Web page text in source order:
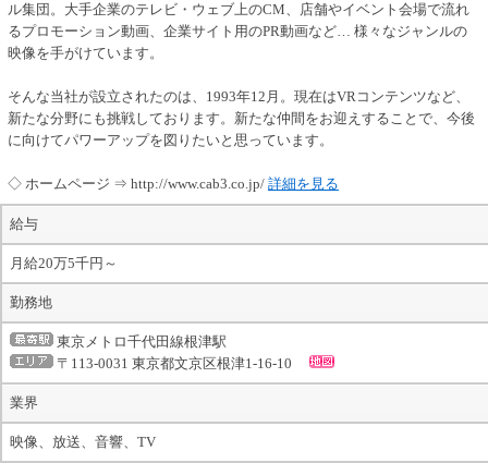
ル集団。大手企業のテレビ・ウェブ上のCM、店舗やイベント会場で流れ
るプロモーション動画、企業サイト用のPR動画など… 様々なジャンルの
映像を手がけています。
そんな当社が設立されたのは、1993年12月。現在はVRコンテンツなど、
新たな分野にも挑戦しております。新たな仲間をお迎えすることで、今後
に向けてパワーアップを図りたいと思っています。
◇ ホームページ ⇒ http://www.cab3.co.jp/ 詳細を見る
給与
月給20万5千円～
勤務地
東京メトロ千代田線根津駅
〒113-0031 東京都文京区根津1-16-10
業界
映像、放送、音響、TV